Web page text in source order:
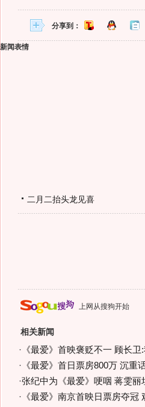
分享到：
新闻表情
二月二抬头龙见喜
上网从搜狗开始
相关新闻
· 《最爱》首映褒贬不一 顾长
· 《最爱》首日票房800万 沉重
·张纪中为《最爱》哽咽 蒋雯丽
· 《最爱》南京首映日票房夺冠